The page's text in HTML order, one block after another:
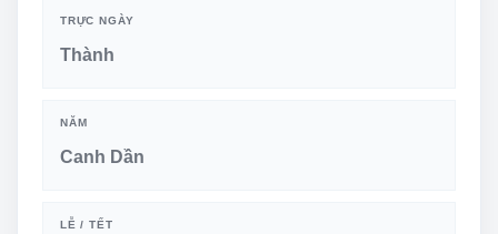
TRỰC NGÀY
Thành
NĂM
Canh Dần
LỄ / TẾT